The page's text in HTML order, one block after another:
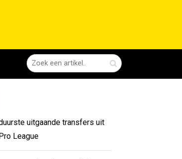
uitgaande transfers uit
League